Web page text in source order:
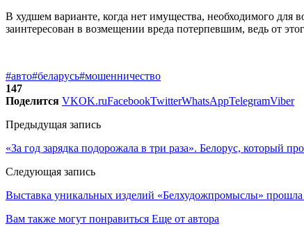
В худшем варианте, когда нет имущества, необходимого
заинтересован в возмещении вреда потерпевшим, ведь от
#авто#беларусь#мошенничество
147
Поделится VKOK.ruFacebookTwitterWhatsAppTelegramViber
Предыдущая запись
«За год зарядка подорожала в три раза». Белорус, который
Следующая запись
Выставка уникальных изделий «Белхудожпромыслы» прошла
Вам также могут понравиться Еще от автора